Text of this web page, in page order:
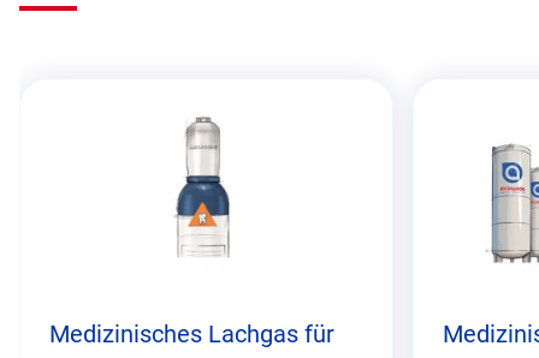
Medizinisches Lachgas für